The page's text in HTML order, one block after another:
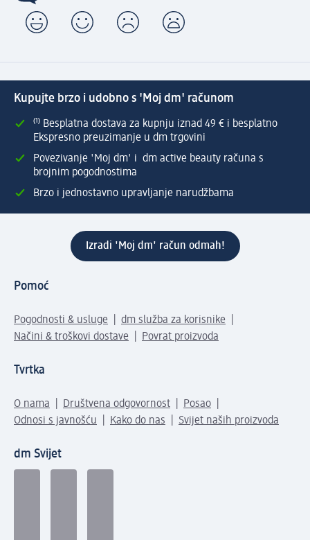
Kupujte brzo i udobno s 'Moj dm' računom
⁽¹⁾ Besplatna dostava za kupnju iznad 49 € i besplatno
Ekspresno preuzimanje u dm trgovini
Povezivanje 'Moj dm' i dm active beauty računa s
brojnim pogodnostima
Brzo i jednostavno upravljanje narudžbama
Izradi 'Moj dm' račun odmah!
Pomoć
Pogodnosti & usluge
dm služba za korisnike
Načini & troškovi dostave
Povrat proizvoda
Tvrtka
O nama Društvena odgovornost
Posao
Odnosi s javnošću
Kako do nas Svijet naših proizvoda
dm Svijet